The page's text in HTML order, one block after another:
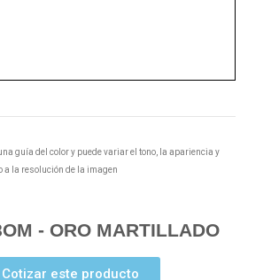
guía del color y puede variar el tono, la apariencia y
a la resolución de la imagen
- ORO MARTILLADO
Cotizar este producto